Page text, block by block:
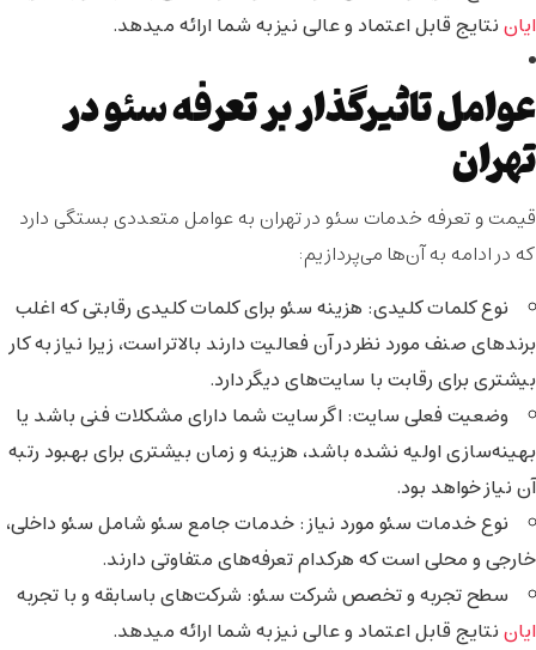
ایاننتایج قابل اعتماد و عالی نیز به شما ارائه میدهد.
عوامل تاثیرگذار بر تعرفه سئو در
تهران
قیمت و تعرفه خدمات سئو در تهران به عوامل متعددی بستگی دارد
که در ادامه به آن‌ها می‌پردازیم:
نوع کلمات کلیدی: هزینه سئو برای کلمات کلیدی رقابتی که اغلب
برندهای صنف مورد نظر در آن فعالیت دارند بالاتر است، زیرا نیاز به کار
بیشتری برای رقابت با سایت‌های دیگر دارد.
وضعیت فعلی سایت: اگر سایت شما دارای مشکلات فنی باشد یا
بهینه‌سازی اولیه نشده باشد، هزینه و زمان بیشتری برای بهبود رتبه
آن نیاز خواهد بود.
نوع خدمات سئو مورد نیاز: خدمات جامع سئو شامل سئو داخلی،
خارجی و محلی است که هرکدام تعرفه‌های متفاوتی دارند.
سطح تجربه و تخصص شرکت سئو: شرکت‌های باسابقه و با تجربه
ایاننتایج قابل اعتماد و عالی نیز به شما ارائه میدهد.